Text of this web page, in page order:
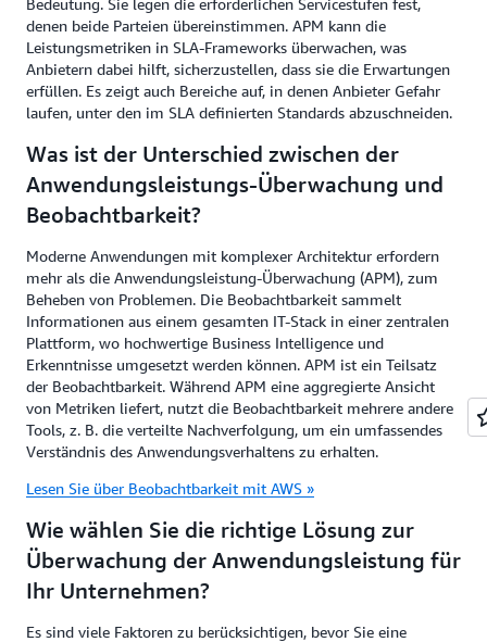
denen beide Parteien übereinstimmen. APM kann die
Leistungsmetriken in SLA-Frameworks überwachen, was
Anbietern dabei hilft, sicherzustellen, dass sie die Erwartungen
erfüllen. Es zeigt auch Bereiche auf, in denen Anbieter Gefahr
laufen, unter den im SLA definierten Standards abzuschneiden.
Was ist der Unterschied zwischen der
Anwendungsleistungs-Überwachung und
Beobachtbarkeit?
Moderne Anwendungen mit komplexer Architektur erfordern
mehr als die Anwendungsleistung-Überwachung (APM), zum
Beheben von Problemen. Die Beobachtbarkeit sammelt
Informationen aus einem gesamten IT-Stack in einer zentralen
Plattform, wo hochwertige Business Intelligence und
Erkenntnisse umgesetzt werden können. APM ist ein Teilsatz
der Beobachtbarkeit. Während APM eine aggregierte Ansicht
von Metriken liefert, nutzt die Beobachtbarkeit mehrere andere
Tools, z. B. die verteilte Nachverfolgung, um ein umfassendes
Verständnis des Anwendungsverhaltens zu erhalten.
Lesen Sie über Beobachtbarkeit mit AWS »
Wie wählen Sie die richtige Lösung zur
Überwachung der Anwendungsleistung für
Ihr Unternehmen?
Es sind viele Faktoren zu berücksichtigen, bevor Sie eine